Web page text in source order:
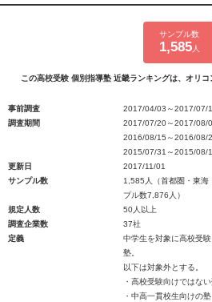
サンプル数
1,585人
この高校受験 個別指導塾 近畿ランキングは、オリコ
事前調査
2017/04/03～2017/07/
調査期間
2017/07/20～2017/08/
2016/08/15～2016/08/
2015/07/31～2015/08/
更新日
2017/11/01
サンプル数
1,585人（首都圏・東海
プル数7,876人）
規定人数
50人以上
調査企業数
37社
定義
中学生を対象に高校受
塾。
以下は対象外とする。
・高校受験向けではな
・中高一貫校生向けの塾